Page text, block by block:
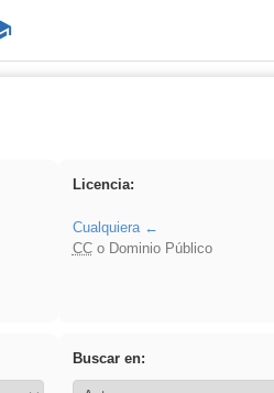
Licencia:
Cualquiera
CCo Dominio Público
Buscar en: